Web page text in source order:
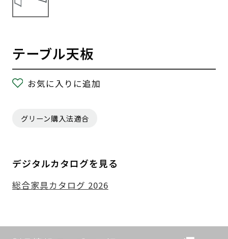
テーブル天板
お気に入りに追加
グリーン購入法適合
デジタルカタログを見る
総合家具カタログ 2026